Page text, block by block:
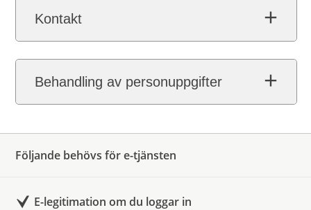
Kontakt
Behandling av personuppgifter
Följande behövs för e-tjänsten
E-legitimation om du loggar in